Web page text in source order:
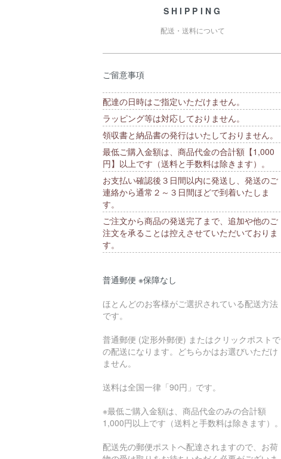
SHIPPING
配送・送料について
ご留意事項
配達の日時はご指定いただけません。
ラッピング等は対応しておりません。
領収書と納品書の発行はいたしておりません。
最低ご購入金額は、商品代金の合計額【1,000
円】以上です（送料と手数料は除きます）。
お支払い確認後３日間以内に発送し、発送のご
連絡から通常２～３日間ほどで到着いたしま
す。
ご注文から商品の発送完了まで、追加や他のご
注文を承ることは控えさせていただいておりま
す。
普通郵便 ※保障なし
ほとんどのお客様がご選択されている配送方法
です。
普通郵便 (定形外郵便) またはクリックポストで
の配送になります。どちらかはお選びいただけ
ません。
送料は全国一律「90円」です。
※最低ご購入金額は、商品代金のみの合計額
1,000円以上です（送料と手数料は除きます）。
配送先の郵便ポストへ配達されますので、お荷